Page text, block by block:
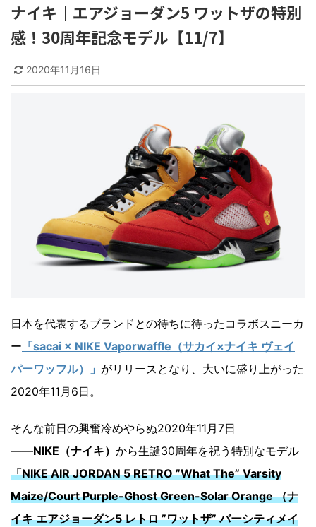
ナイキ｜エアジョーダン5 ワットザの特別
感！30周年記念モデル【11/7】
2020年11月16日
日本を代表するブランドとの待ちに待ったコラボスニーカ
ー 「sacai × NIKE Vaporwaffle（サカイ×ナイキ ヴェイ
パーワッフル）」 がリリースとなり、大いに盛り上がった
2020年11月6日。
そんな前日の興奮冷めやらぬ2020年11月7日
――NIKE（ナイキ） から生誕30周年を祝う特別なモデル
「NIKE AIR JORDAN 5 RETRO ”What The” Varsity
Maize/Court Purple-Ghost Green-Solar Orange （ナ
イキ エアジョーダン5 レトロ ”ワットザ” バーシティメイ